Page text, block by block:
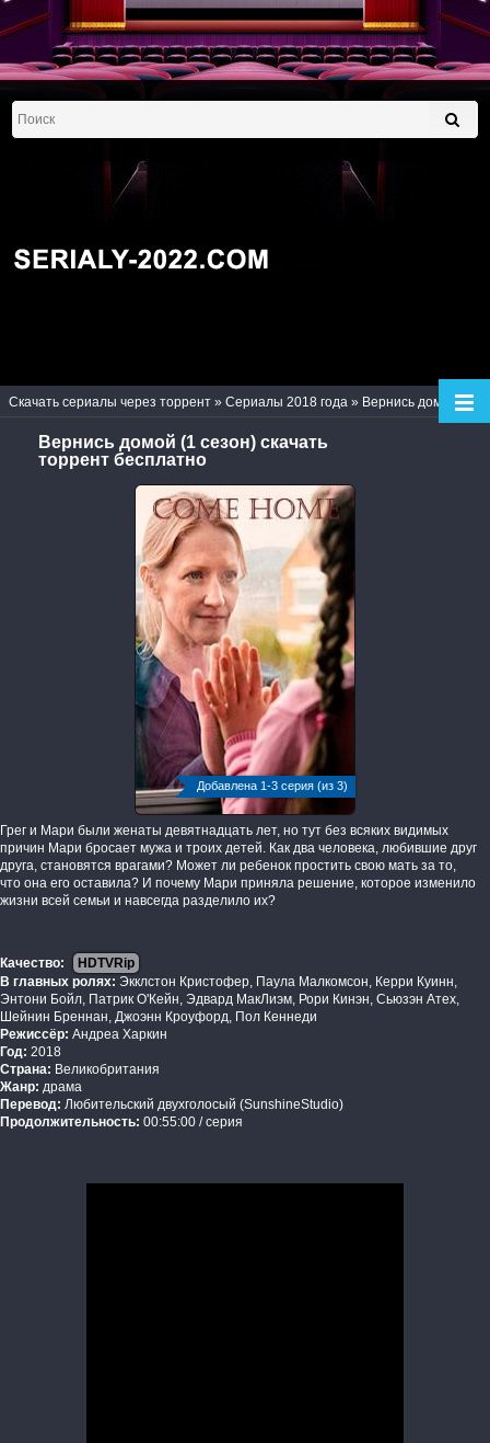
Скачать сериалы через торрент » Сериалы 2018 года » Вернись домой (1 сезон)
Вернись домой (1 сезон) скачать
торрент бесплатно
Добавлена 1-3 серия (из 3)
Грег и Мари были женаты девятнадцать лет, но тут без всяких видимых
причин Мари бросает мужа и троих детей. Как два человека, любившие друг
друга, становятся врагами? Может ли ребенок простить свою мать за то,
что она его оставила? И почему Мари приняла решение, которое изменило
жизни всей семьи и навсегда разделило их?
Качество:
HDTVRip
В главных ролях: Экклстон Кристофер, Паула Малкомсон, Керри Куинн,
Энтони Бойл, Патрик О'Кейн, Эдвард МакЛиэм, Рори Кинэн, Сьюзэн Атех,
Шейнин Бреннан, Джоэнн Кроуфорд, Пол Кеннеди
Режиссёр: Андреа Харкин
Год: 2018
Страна: Великобритания
Жанр: драма
Перевод: Любительский двухголосый (SunshineStudio)
Продолжительность: 00:55:00 / серия